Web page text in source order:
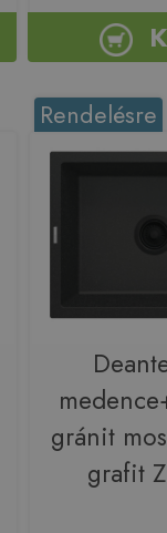
Rendelésre
gránit
grafit